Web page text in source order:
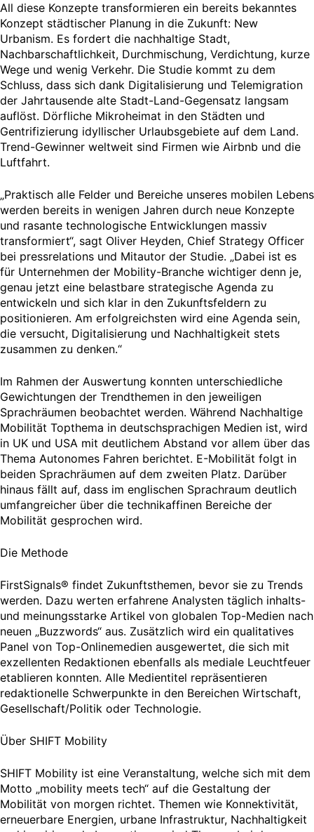
All diese Konzepte transformieren ein bereits bekanntes
Konzept städtischer Planung in die Zukunft: New
Urbanism. Es fordert die nachhaltige Stadt,
Nachbarschaftlichkeit, Durchmischung, Verdichtung, kurze
Wege und wenig Verkehr. Die Studie kommt zu dem
Schluss, dass sich dank Digitalisierung und Telemigration
der Jahrtausende alte Stadt-Land-Gegensatz langsam
auflöst. Dörfliche Mikroheimat in den Städten und
Gentrifizierung idyllischer Urlaubsgebiete auf dem Land.
Trend-Gewinner weltweit sind Firmen wie Airbnb und die
Luftfahrt.
„Praktisch alle Felder und Bereiche unseres mobilen Lebens
werden bereits in wenigen Jahren durch neue Konzepte
und rasante technologische Entwicklungen massiv
transformiert“, sagt Oliver Heyden, Chief Strategy Officer
bei pressrelations und Mitautor der Studie. „Dabei ist es
für Unternehmen der Mobility-Branche wichtiger denn je,
genau jetzt eine belastbare strategische Agenda zu
entwickeln und sich klar in den Zukunftsfeldern zu
positionieren. Am erfolgreichsten wird eine Agenda sein,
die versucht, Digitalisierung und Nachhaltigkeit stets
zusammen zu denken.“
Im Rahmen der Auswertung konnten unterschiedliche
Gewichtungen der Trendthemen in den jeweiligen
Sprachräumen beobachtet werden. Während Nachhaltige
Mobilität Topthema in deutschsprachigen Medien ist, wird
in UK und USA mit deutlichem Abstand vor allem über das
Thema Autonomes Fahren berichtet. E-Mobilität folgt in
beiden Sprachräumen auf dem zweiten Platz. Darüber
hinaus fällt auf, dass im englischen Sprachraum deutlich
umfangreicher über die technikaffinen Bereiche der
Mobilität gesprochen wird.
Die Methode
FirstSignals® findet Zukunftsthemen, bevor sie zu Trends
werden. Dazu werten erfahrene Analysten täglich inhalts-
und meinungsstarke Artikel von globalen Top-Medien nach
neuen „Buzzwords“ aus. Zusätzlich wird ein qualitatives
Panel von Top-Onlinemedien ausgewertet, die sich mit
exzellenten Redaktionen ebenfalls als mediale Leuchtfeuer
etablieren konnten. Alle Medientitel repräsentieren
redaktionelle Schwerpunkte in den Bereichen Wirtschaft,
Gesellschaft/Politik oder Technologie.
Über SHIFT Mobility
SHIFT Mobility ist eine Veranstaltung, welche sich mit dem
Motto „mobility meets tech“ auf die Gestaltung der
Mobilität von morgen richtet. Themen wie Konnektivität,
erneuerbare Energien, urbane Infrastruktur, Nachhaltigkeit